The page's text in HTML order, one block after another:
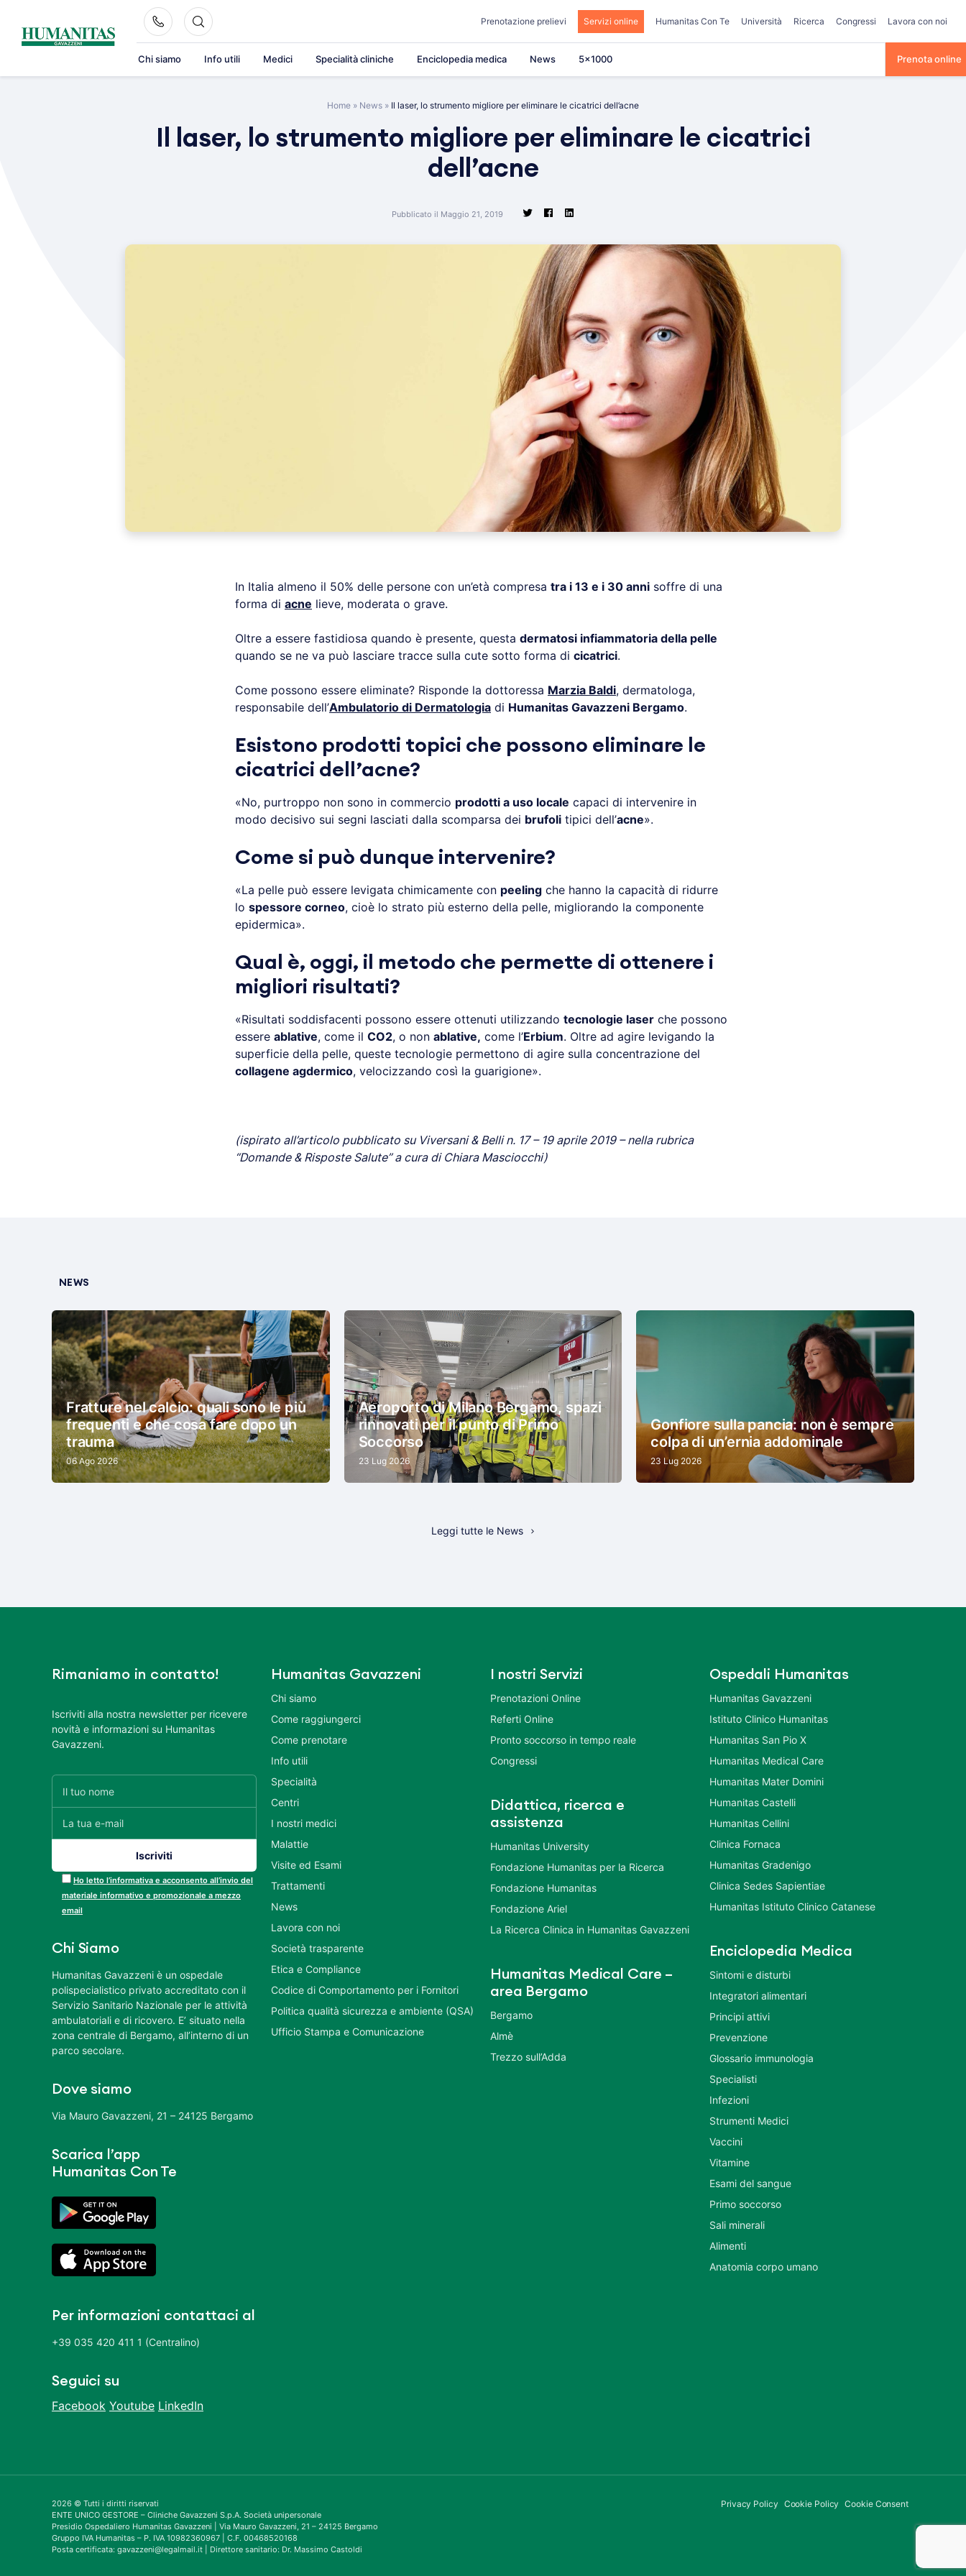
content
Prenotazione prelievi Servizi online Humanitas Con Te Università Ricerca Congressi Lavora con noi
Chi siamo Info utili Medici Specialità cliniche Enciclopedia medica News 5×1000 Prenota online
Home » News » Il laser, lo strumento migliore per eliminare le cicatrici dell’acne
Il laser, lo strumento migliore per eliminare le cicatrici
dell’acne
Pubblicato il Maggio 21, 2019
In Italia almeno il 50% delle persone con un’età compresa tra i 13 e i 30 anni soffre di una
forma di acne lieve, moderata o grave.
Oltre a essere fastidiosa quando è presente, questa dermatosi infiammatoria della pelle
quando se ne va può lasciare tracce sulla cute sotto forma di cicatrici.
Come possono essere eliminate? Risponde la dottoressa Marzia Baldi, dermatologa,
responsabile dell’Ambulatorio di Dermatologia di Humanitas Gavazzeni Bergamo.
Esistono prodotti topici che possono eliminare le
cicatrici dell’acne?
«No, purtroppo non sono in commercio prodotti a uso locale capaci di intervenire in
modo decisivo sui segni lasciati dalla scomparsa dei brufoli tipici dell’acne».
Come si può dunque intervenire?
«La pelle può essere levigata chimicamente con peeling che hanno la capacità di ridurre
lo spessore corneo, cioè lo strato più esterno della pelle, migliorando la componente
epidermica».
Qual è, oggi, il metodo che permette di ottenere i
migliori risultati?
«Risultati soddisfacenti possono essere ottenuti utilizzando tecnologie laser che possono
essere ablative, come il CO2, o non ablative, come l’Erbium. Oltre ad agire levigando la
superficie della pelle, queste tecnologie permettono di agire sulla concentrazione del
collagene agdermico, velocizzando così la guarigione».
(ispirato all’articolo pubblicato su Viversani & Belli n. 17 – 19 aprile 2019 – nella rubrica
“Domande & Risposte Salute” a cura di Chiara Masciocchi)
NEWS
Fratture nel calcio: quali sono le più
frequenti e che cosa fare dopo un
trauma
06 Ago 2026
Aeroporto di Milano Bergamo, spazi
rinnovati per il punto di Primo
Soccorso
23 Lug 2026
Gonfiore sulla pancia: non è sempre
colpa di un’ernia addominale
23 Lug 2026
Leggi tutte le News
Rimaniamo in contatto!
Iscriviti alla nostra newsletter per ricevere
novità e informazioni su Humanitas
Gavazzeni.
Ho letto l’informativa e acconsento all’invio del
materiale informativo e promozionale a mezzo
email
Chi Siamo
Humanitas Gavazzeni è un ospedale
polispecialistico privato accreditato con il
Servizio Sanitario Nazionale per le attività
ambulatoriali e di ricovero. E’ situato nella
zona centrale di Bergamo, all’interno di un
parco secolare.
Dove siamo
Via Mauro Gavazzeni, 21 – 24125 Bergamo
Scarica l’app
Humanitas Con Te
Per informazioni contattaci al
+39 035 420 411 1 (Centralino)
Seguici su
Facebook Youtube LinkedIn
Humanitas Gavazzeni
Chi siamo
Come raggiungerci
Come prenotare
Info utili
Specialità
Centri
I nostri medici
Malattie
Visite ed Esami
Trattamenti
News
Lavora con noi
Società trasparente
Etica e Compliance
Codice di Comportamento per i Fornitori
Politica qualità sicurezza e ambiente (QSA)
Ufficio Stampa e Comunicazione
I nostri Servizi
Prenotazioni Online
Referti Online
Pronto soccorso in tempo reale
Congressi
Didattica, ricerca e
assistenza
Humanitas University
Fondazione Humanitas per la Ricerca
Fondazione Humanitas
Fondazione Ariel
La Ricerca Clinica in Humanitas Gavazzeni
Humanitas Medical Care –
area Bergamo
Bergamo
Almè
Trezzo sull’Adda
Ospedali Humanitas
Humanitas Gavazzeni
Istituto Clinico Humanitas
Humanitas San Pio X
Humanitas Medical Care
Humanitas Mater Domini
Humanitas Castelli
Humanitas Cellini
Clinica Fornaca
Humanitas Gradenigo
Clinica Sedes Sapientiae
Humanitas Istituto Clinico Catanese
Enciclopedia Medica
Sintomi e disturbi
Integratori alimentari
Principi attivi
Prevenzione
Glossario immunologia
Specialisti
Infezioni
Strumenti Medici
Vaccini
Vitamine
Esami del sangue
Primo soccorso
Sali minerali
Alimenti
Anatomia corpo umano
2026 © Tutti i diritti riservati
ENTE UNICO GESTORE – Cliniche Gavazzeni S.p.A. Società unipersonale
Presidio Ospedaliero Humanitas Gavazzeni | Via Mauro Gavazzeni, 21 – 24125 Bergamo
Gruppo IVA Humanitas – P. IVA 10982360967 | C.F. 00468520168
Posta certificata: gavazzeni@legalmail.it | Direttore sanitario: Dr. Massimo Castoldi
Privacy Policy Cookie Policy Cookie Consent